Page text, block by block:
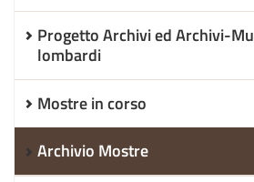
Progetto Archivi ed Archivi-
lombardi
Mostre in corso
Archivio Mostre